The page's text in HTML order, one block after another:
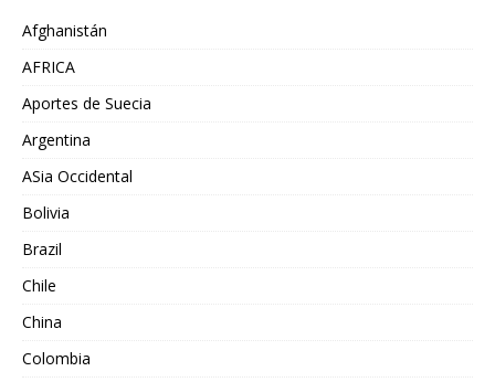
Afghanistán
AFRICA
Aportes de Suecia
Argentina
ASia Occidental
Bolivia
Brazil
Chile
China
Colombia